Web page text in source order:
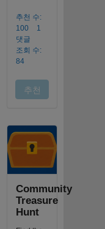
Community
Treasure
Hunt